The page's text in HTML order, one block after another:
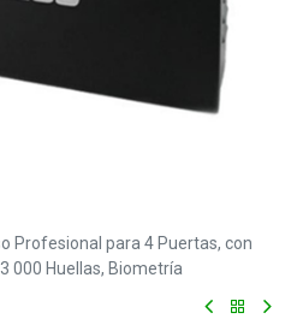
Profesional para 4 Puertas, con
000 Huellas, Biometría